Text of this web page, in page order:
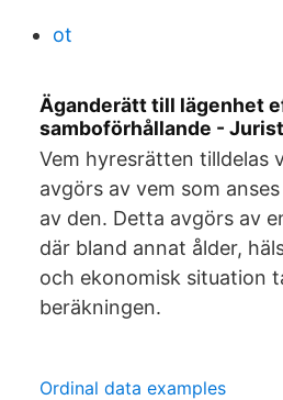
ot
Äganderätt till lägenhet
samboförhållande -
Vem hyresrätten tilldelas
avgörs av vem som
av den. Detta avgörs av
där bland annat ålder,
och ekonomisk situation
beräkningen.
Ordinal data examples